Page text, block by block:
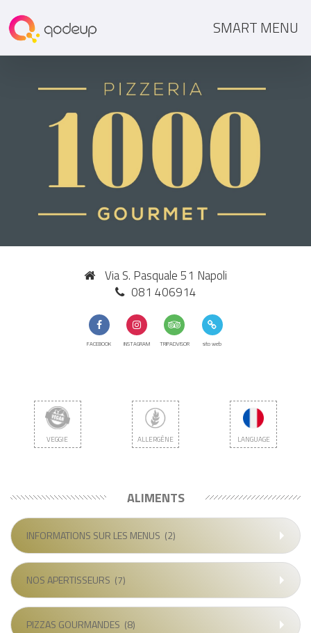
SMART MENU
Via S. Pasquale 51 Napoli
081 406914
FACEBOOK INSTAGRAM TRIPADVISOR sito web
VEGGIE ALLERGÈNE LANGUAGE
ALIMENTS
INFORMATIONS SUR LES MENUS (2)
NOS APERTISSEURS (7)
PIZZAS GOURMANDES (8)